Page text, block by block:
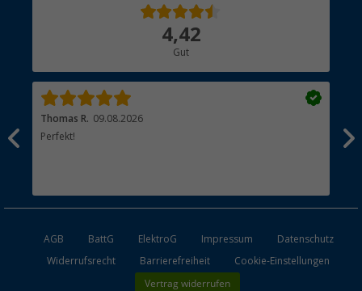
4,42
Gut
Thomas R. 09.08.2026
Perfekt!
AGB BattG ElektroG Impressum
Datenschutz
Widerrufsrecht
Barrierefreiheit Cookie-Einstellungen
Vertrag widerrufen